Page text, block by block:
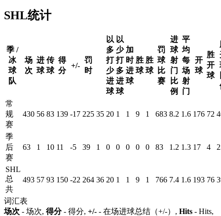
SHL统计
季 /
冰
球
队
场
次
进
球
传
球
得
分
+/-
罚
时
以
多
打
少
进
球
以
少
打
多
进
球
加
时
进
球
胜
球
胜
球
罚
球
比
赛
进
球
射
门
比
例
平
均
每
场
射
门
开
球
胜
开
球
常
规
赛
430 56 83 139 -17 225 35 20 1 1 9 1 683 8.2 1.6 176 72
季
后
赛
63 1 10 11 -5 39 1 0 0 0 0 0 83 1.2 1.3 17 4
SHL
总
共
493 57 93 150 -22 264 36 20 1 1 9 1 766 7.4 1.6 193 76
词汇表
场次 - 场次, 得分- 得分, +/- - 在场进球总结（+/-）, Hits - Hits,